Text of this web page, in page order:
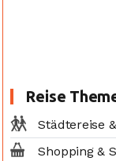
Reise
Städtereise
Shopping &